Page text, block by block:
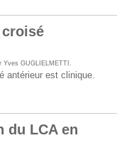
Yves GUGLIELMETTI
antérieur est clinique.
du LCA en